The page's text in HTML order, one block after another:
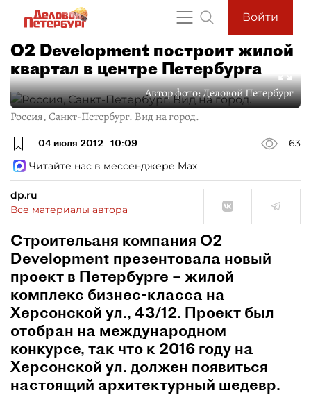
Войти
О2 Development построит жилой
квартал в центре Петербурга
Автор фото:Деловой Петербург
Россия, Санкт-Петербург. Вид на город.
04 июля 2012 10:09
63
Читайте нас в мессенджере Max
dp.ru
Все материалы автора
Строительаня компания О2
Development презентовала новый
проект в Петербурге – жилой
комплекс бизнес-класса на
Херсонской ул., 43/12. Проект был
отобран на международном
конкурсе, так что к 2016 году на
Херсонской ул. должен появиться
настоящий архитектурный шедевр.